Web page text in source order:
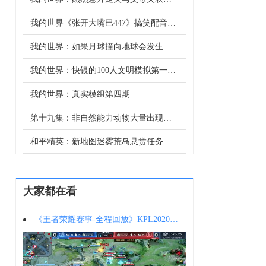
我的世界《张开大嘴巴447》搞笑配音：让我们一起张开大嘴巴！
我的世界：如果月球撞向地球会发生什么，地球会毁灭吗？
我的世界：快银的100人文明模拟第一季，眼睛和弑星者初登场
我的世界：真实模组第四期
第十九集：非自然能力动物大量出现，男人担心这些能力有着强大的存在会威胁到男人。
和平精英：新地图迷雾荒岛悬赏任务，雾天这么难玩，还能不能挑战300万赚呢？
大家都在看
《王者荣耀赛事-全程回放》KPL2020春季赛W5D3成都AGvsLGD大鹅第1场}